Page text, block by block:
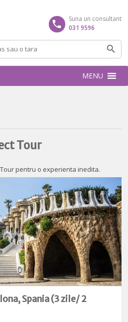
Suna un consultant
031 9596
MENU
Tour
pentru o experienta inedita.
Spania (3 zile/ 2